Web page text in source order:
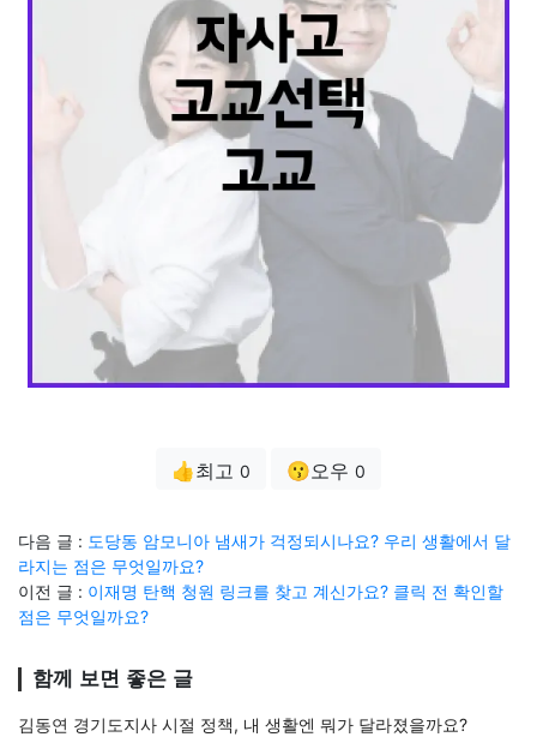
👍최고 0 😗오우 0
다음 글 : 도당동 암모니아 냄새가 걱정되시나요? 우리 생활에서 달
라지는 점은 무엇일까요?
이전 글 : 이재명 탄핵 청원 링크를 찾고 계신가요? 클릭 전 확인할
점은 무엇일까요?
함께 보면 좋은 글
김동연 경기도지사 시절 정책, 내 생활엔 뭐가 달라졌을까요?